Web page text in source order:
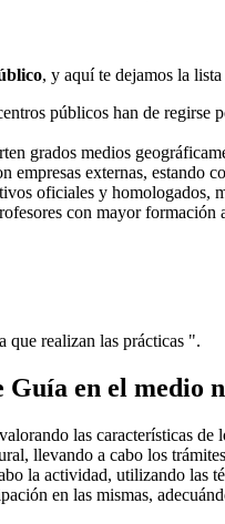
, y aquí te dejamos la
públicos han de
grados medios
externas,
oficiales y homologados,
con mayor
que realizan las prácticas ".
en el medio
las características
llevando a cabo los
la actividad, utilizando las
en las mismas,